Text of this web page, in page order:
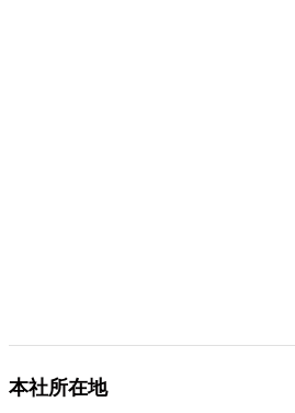
本社所在地